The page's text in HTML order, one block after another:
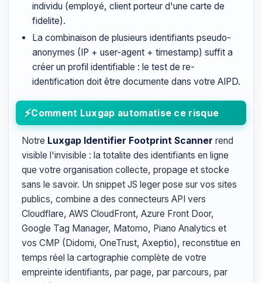
individu (employé, client porteur d'une carte de
fidelite).
La combinaison de plusieurs identifiants pseudo-
anonymes (IP + user-agent + timestamp) suffit a
créer un profil identifiable : le test de re-
identification doit être documente dans votre AIPD.
Comment Luxgap automatise ce risque
Notre Luxgap Identifier Footprint Scanner rend
visible l'invisible : la totalite des identifiants en ligne
que votre organisation collecte, propage et stocke
sans le savoir. Un snippet JS leger pose sur vos sites
publics, combine a des connecteurs API vers
Cloudflare, AWS CloudFront, Azure Front Door,
Google Tag Manager, Matomo, Piano Analytics et
vos CMP (Didomi, OneTrust, Axeptio), reconstitue en
temps réel la cartographie complète de votre
empreinte identifiants, par page, par parcours, par